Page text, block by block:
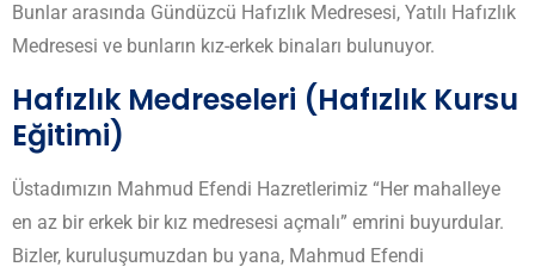
Bunlar arasında Gündüzcü Hafızlık Medresesi, Yatılı Hafızlık
Medresesi ve bunların kız-erkek binaları bulunuyor.
Hafızlık Medreseleri (Hafızlık Kursu
Eğitimi)
Üstadımızın Mahmud Efendi Hazretlerimiz “Her mahalleye
en az bir erkek bir kız medresesi açmalı” emrini buyurdular.
Bizler, kuruluşumuzdan bu yana, Mahmud Efendi